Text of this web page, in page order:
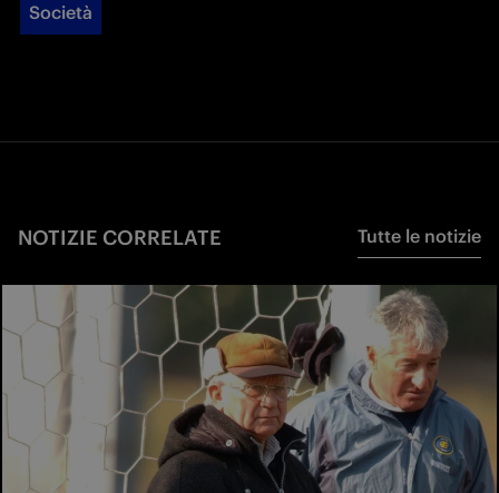
Società
NOTIZIE CORRELATE Tutte le notizie